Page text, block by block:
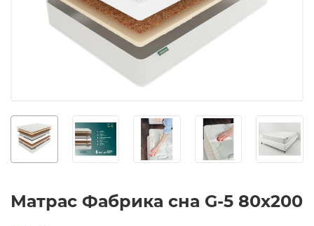
Матрас Фабрика сна G-5 80х200